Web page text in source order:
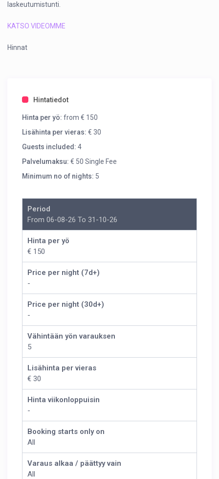
laskeutumistunti.
KATSO VIDEOMME
Hinnat
Hintatiedot
Hinta per yö: from € 150
Lisähinta per vieras: € 30
Guests included: 4
Palvelumaksu: € 50 Single Fee
Minimum no of nights: 5
Period
From 06-08-26 To 31-10-26
Hinta per yö
€ 150
Price per night (7d+)
-
Price per night (30d+)
-
Vähintään yön varauksen
5
Lisähinta per vieras
€ 30
Hinta viikonloppuisin
-
Booking starts only on
All
Varaus alkaa / päättyy vain
All